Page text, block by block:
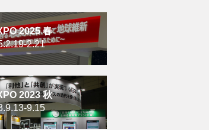
2025 春
2.21
2023 秋
9.15